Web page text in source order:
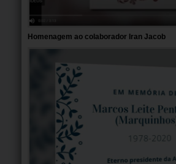
Homenagem ao colaborador Iran Jacob